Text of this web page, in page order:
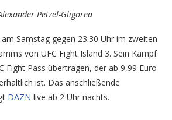
Petzel-Gligorea
Samstag gegen 23:30 Uhr im zweiten
von UFC Fight Island 3. Sein Kampf
Fight Pass übertragen, der ab 9,99 Euro
ist. Das anschließende
DAZN live ab 2 Uhr nachts.